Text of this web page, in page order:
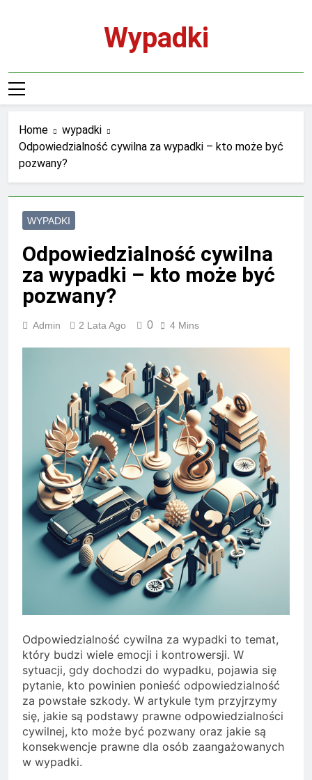
Wypadki
Home
wypadki
Odpowiedzialność cywilna za wypadki – kto może być
pozwany?
WYPADKI
Odpowiedzialność cywilna
za wypadki – kto może być
pozwany?
Admin 2 Lata Ago 0 4 Mins
Odpowiedzialność cywilna za wypadki to temat,
który budzi wiele emocji i kontrowersji. W
sytuacji, gdy dochodzi do wypadku, pojawia się
pytanie, kto powinien ponieść odpowiedzialność
za powstałe szkody. W artykule tym przyjrzymy
się, jakie są podstawy prawne odpowiedzialności
cywilnej, kto może być pozwany oraz jakie są
konsekwencje prawne dla osób zaangażowanych
w wypadki.